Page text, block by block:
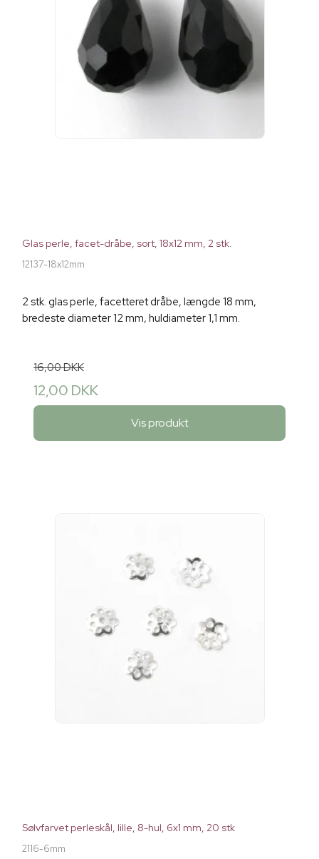
Glas perle, facet-dråbe, sort, 18x12 mm, 2 stk.
12137-18x12mm
2 stk. glas perle, facetteret dråbe, længde 18 mm,
bredeste diameter 12 mm, huldiameter 1,1 mm.
16,00 DKK
12,00 DKK
Vis produkt
Sølvfarvet perleskål, lille, 8-hul, 6x1 mm, 20 stk
2116-6mm